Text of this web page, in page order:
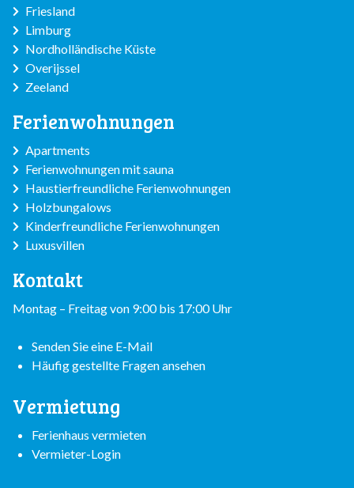
Friesland
Limburg
Nordholländische Küste
Overijssel
Zeeland
Ferienwohnungen
Apartments
Ferienwohnungen mit sauna
Haustierfreundliche Ferienwohnungen
Holzbungalows
Kinderfreundliche Ferienwohnungen
Luxusvillen
Kontakt
Montag – Freitag von 9:00 bis 17:00 Uhr
Senden Sie eine E-Mail
Häufig gestellte Fragen ansehen
Vermietung
Ferienhaus vermieten
Vermieter-Login